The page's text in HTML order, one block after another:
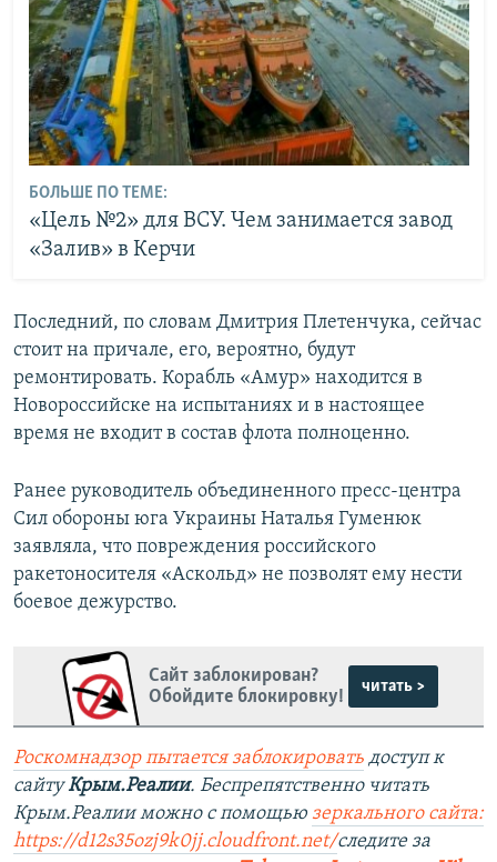
БОЛЬШЕ ПО ТЕМЕ:
«Цель №2» для ВСУ. Чем занимается завод
«Залив» в Керчи
Последний, по словам Дмитрия Плетенчука, сейчас
стоит на причале, его, вероятно, будут
ремонтировать. Корабль «Амур» находится в
Новороссийске на испытаниях и в настоящее
время не входит в состав флота полноценно.
Ранее руководитель объединенного пресс-центра
Сил обороны юга Украины Наталья Гуменюк
заявляла, что повреждения российского
ракетоносителя «Аскольд» не позволят ему нести
боевое дежурство.
Сайт заблокирован?
Обойдите блокировку!
читать >
Роскомнадзор пытается заблокировать доступ к
сайтуКрым.Реалии. Беспрепятственно читать
Крым.Реалии можно с помощью зеркального сайта:
https://d12s35ozj9k0jj.cloudfront.net/следите за